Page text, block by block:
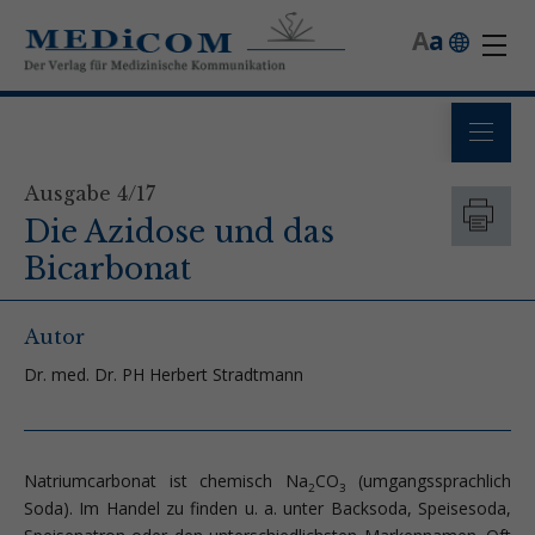
a
A
Ausgabe 4/17
Die Azidose und das
Bicarbonat
Autor
Dr. med. Dr. PH Herbert Stradtmann
Natriumcarbonat ist chemisch Na2CO3
(umgangssprachlich
Soda). Im Handel zu finden u. a. unter Backsoda, Speisesoda,